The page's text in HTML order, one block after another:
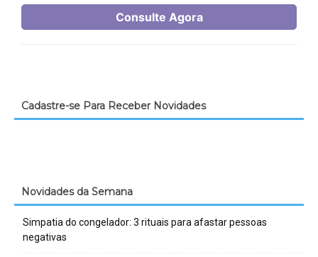
Cadastre-se Para Receber Novidades
Novidades da Semana
Simpatia do congelador: 3 rituais para afastar pessoas
negativas